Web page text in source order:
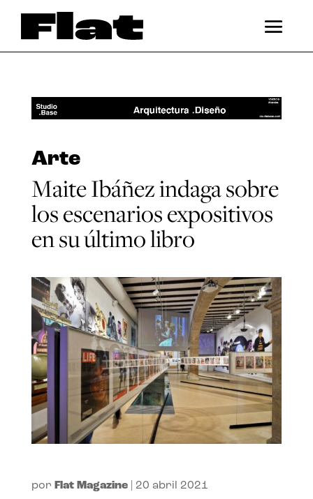
Arte
Maite Ibáñez indaga sobre
los escenarios expositivos
en su último libro
por Flat Magazine| 20 abril 2021